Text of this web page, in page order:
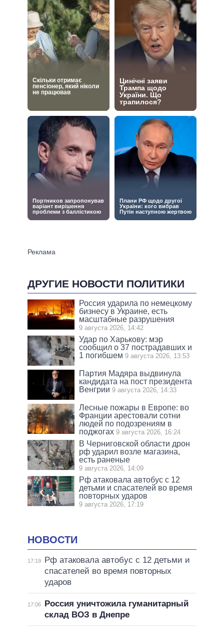
ДРУГИЕ НОВОСТИ ПОЛИТИКИ
Россия ударила по немецкому
бизнесу в Украине, есть
масштабные разрушения
9 августа 2026, 14:42
Удар по Харькову: мэр
сообщил о 37 пострадавших и
1 погибшем 9 августа 2026, 13:53
Партия Мадяра выдвинула
кандидата на пост президента
Венгрии 9 августа 2026, 14:33
Лесные пожары в Европе: во
Франции арестовали сотни
людей по подозрениям в
поджогах 9 августа 2026, 16:24
В Черниговской области дрон
рф ударил возле магазина,
есть раненые
9 августа 2026, 14:09
Рф атаковала автобус с 12
детьми и спасателей во время
повторных ударов
9 августа 2026, 17:19
НОВОСТИ
17:19
Рф атаковала автобус с 12 детьми и
спасателей во время повторных
ударов
17:06
Россия уничтожила гуманитарный
склад ВОЗ в Днепре